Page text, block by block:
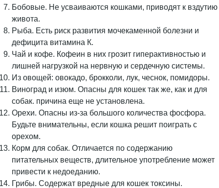
Бобовые. Не усваиваются кошками, приводят к вздутию
живота.
Рыба. Есть риск развития мочекаменной болезни и
дефицита витамина К.
Чай и кофе. Кофеин в них грозит гиперактивностью и
лишней нагрузкой на нервную и сердечную системы.
Из овощей: овокадо, брокколи, лук, чеснок, помидоры.
Виноград и изюм. Опасны для кошек так же, как и для
собак. причина еще не установлена.
Орехи. Опасны из-за большого количества фосфора.
Будьте внимательны, если кошка решит поиграть с
орехом.
Корм для собак. Отличается по содержанию
питательных веществ, длительное употребление может
привести к недоеданию.
Грибы. Содержат вредные для кошек токсины.